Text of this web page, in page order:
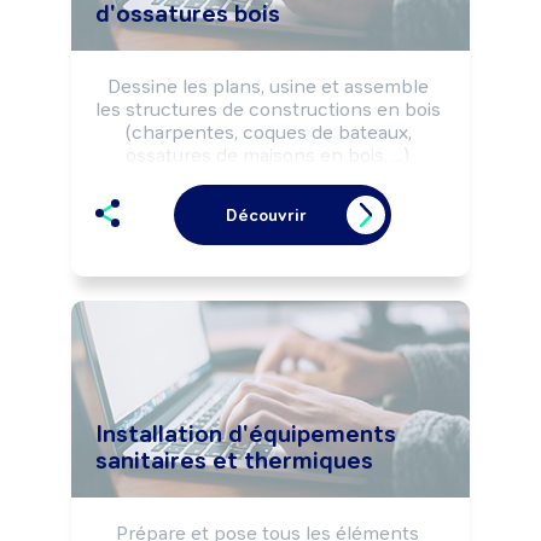
d'ossatures bois
Dessine les plans, usine et assemble
les structures de constructions en bois
(charpentes, coques de bateaux,
ossatures de maisons en bois, ...)
bois selon les règles de sécurité.
Peut effectuer la mise en place et le
montage final des structures réalisées
Peut coordonner une équipe et diriger
une structure.
Découvrir
Installation d'équipements
sanitaires et thermiques
Prépare et pose tous les éléments